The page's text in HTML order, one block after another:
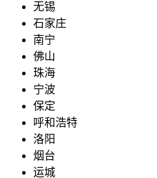
无锡
石家庄
南宁
佛山
珠海
宁波
保定
呼和浩特
洛阳
烟台
运城